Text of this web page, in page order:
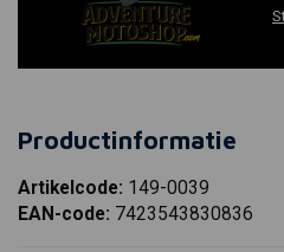
Productinformatie
Artikelcode: 149-0039
EAN-code: 7423543830836